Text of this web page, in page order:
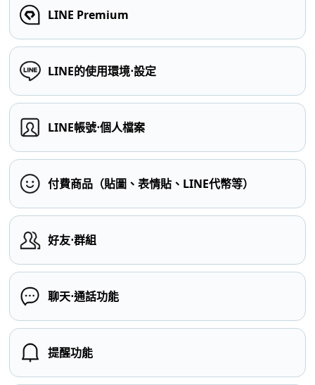
LINE Premium
LINE的使用環境⋅設定
LINE帳號⋅個人檔案
付費商品（貼圖、表情貼、LINE代幣等）
好友⋅群組
聊天⋅通話功能
提醒功能